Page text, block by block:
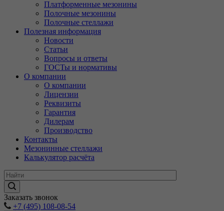
Платформенные мезонины
Полочные мезонины
Полочные стеллажи
Полезная информация
Новости
Статьи
Вопросы и ответы
ГОСТы и нормативы
О компании
О компании
Лицензии
Реквизиты
Гарантия
Дилерам
Производство
Контакты
Мезонинные стеллажи
Калькулятор расчёта
Заказать звонок
+7 (495) 108-08-54